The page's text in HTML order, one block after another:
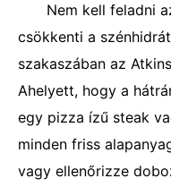
Nem kell feladni
csökkenti a
szakaszában az
Ahelyett, hogy a
egy pizza ízű steak
minden friss
vagy ellenőrizze